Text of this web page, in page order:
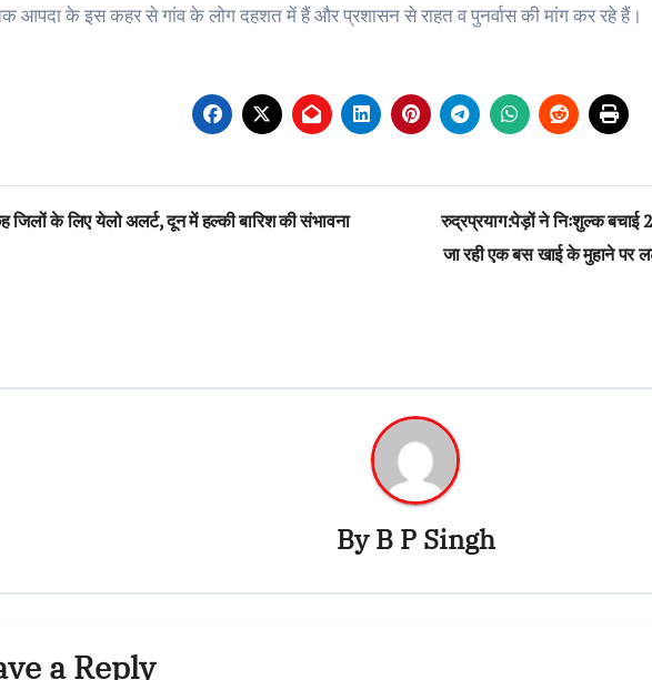
आपदा के इस कहर से गांव के लोग दहशत में हैं और प्रशासन से राहत व पुनर्वास की मांग कर रहे हैं।
जिलों के लिए येलो अलर्ट, दून में हल्की बारिश की संभावना
रुद्रप्रयाग:पेड़ों ने निःशुल्क बचाई
जा रही एक बस खाई के मुहाने पर
ByB P Singh
a Reply